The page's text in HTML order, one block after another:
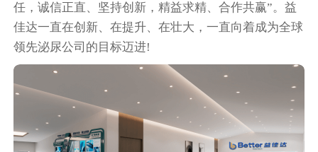
任，诚信正直、坚持创新，精益求精、合作共赢”。益
佳达一直在创新、在提升、在壮大，一直向着成为全球
领先泌尿公司的目标迈进!